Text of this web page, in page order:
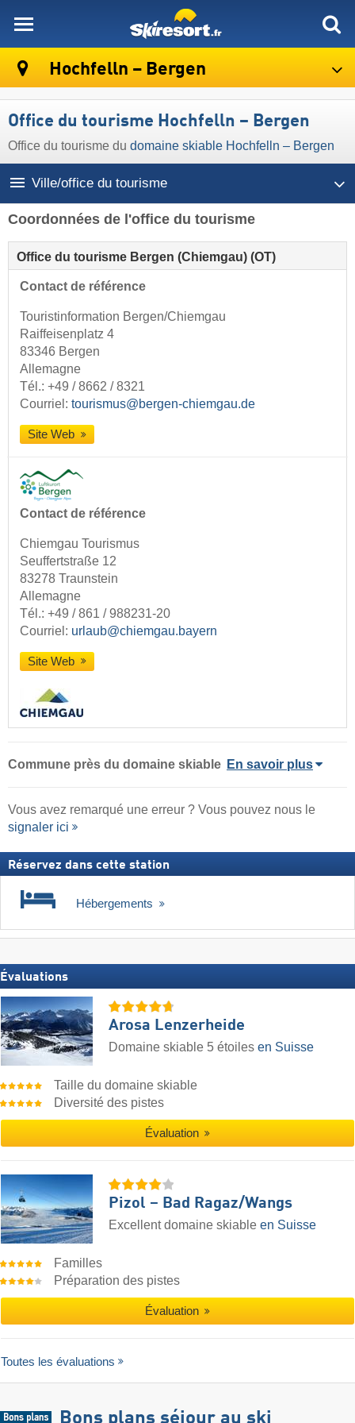
Hochfelln – Bergen
Office du tourisme Hochfelln – Bergen
Office du tourisme du domaine skiable Hochfelln – Bergen
Ville/office du tourisme
Coordonnées de l'office du tourisme
Office du tourisme Bergen (Chiemgau) (OT)
Contact de référence
Touristinformation Bergen/Chiemgau
Raiffeisenplatz 4
83346 Bergen
Allemagne
Tél.: +49 / 8662 / 8321
Courriel: tourismus@bergen-chiemgau.de
Site Web
Contact de référence
Chiemgau Tourismus
Seuffertstraße 12
83278 Traunstein
Allemagne
Tél.: +49 / 861 / 988231-20
Courriel: urlaub@chiemgau.bayern
Site Web
Commune près du domaine skiable En savoir plus
Vous avez remarqué une erreur ? Vous pouvez nous le
signaler ici
Réservez dans cette station
Hébergements
Évaluations
Arosa Lenzerheide
Domaine skiable 5 étoiles en Suisse
Taille du domaine skiable
Diversité des pistes
Évaluation
Pizol – Bad Ragaz/​Wangs
Excellent domaine skiable en Suisse
Familles
Préparation des pistes
Évaluation
Toutes les évaluations
Bons plans séjour au ski